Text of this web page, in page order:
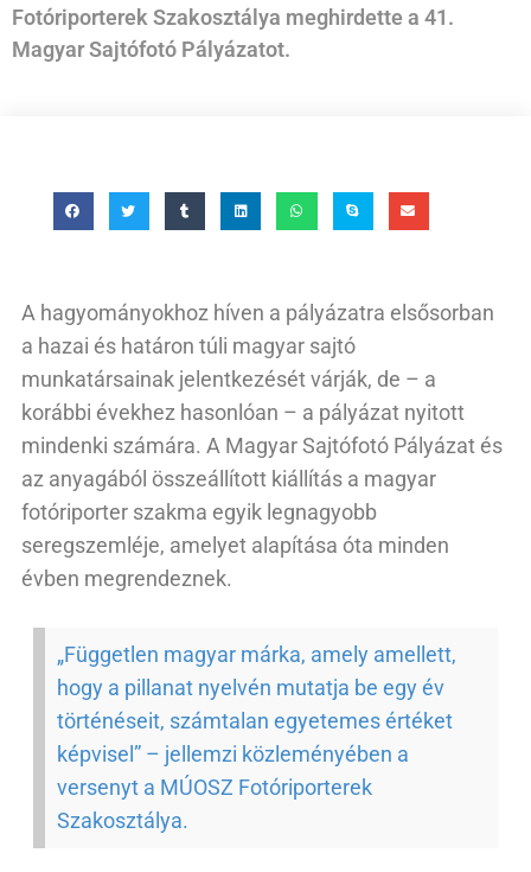
Fotóriporterek Szakosztálya meghirdette a 41.
Magyar Sajtófotó Pályázatot.
A hagyományokhoz híven a pályázatra elsősorban
a hazai és határon túli magyar sajtó
munkatársainak jelentkezését várják, de – a
korábbi évekhez hasonlóan – a pályázat nyitott
mindenki számára. A Magyar Sajtófotó Pályázat és
az anyagából összeállított kiállítás a magyar
fotóriporter szakma egyik legnagyobb
seregszemléje, amelyet alapítása óta minden
évben megrendeznek.
„Független magyar márka, amely amellett,
hogy a pillanat nyelvén mutatja be egy év
történéseit, számtalan egyetemes értéket
képvisel” – jellemzi közleményében a
versenyt a MÚOSZ Fotóriporterek
Szakosztálya.